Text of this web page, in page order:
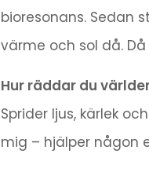
bioresonans. Sedan
värme och sol då.
Hur räddar du
Sprider ljus, kärlek
mig – hjälper någon